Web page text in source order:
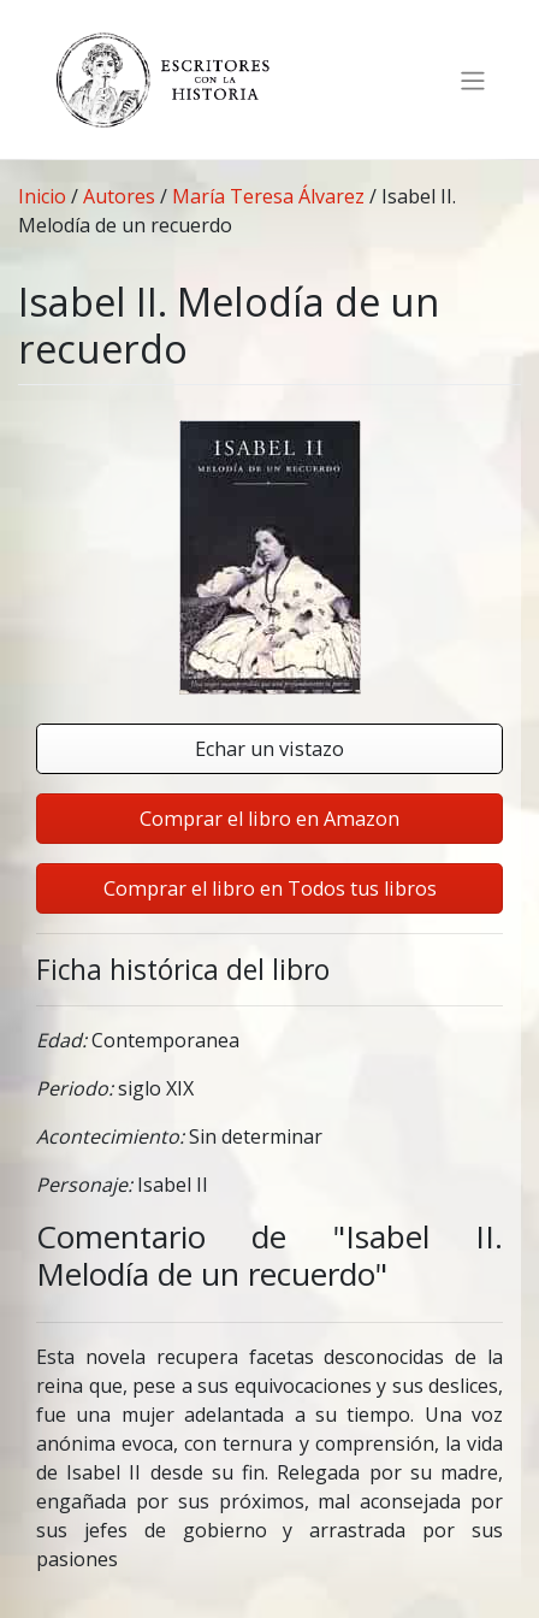
contenido
Inicio /Autores / María Teresa Álvarez / Isabel II.
Melodía de un recuerdo
Isabel II. Melodía de un
recuerdo
Echar un vistazo
Comprar el libro en Amazon
Comprar el libro en Todos tus libros
Ficha histórica del libro
Edad:Contemporanea
Periodo:siglo XIX
Acontecimiento:Sin determinar
Personaje:Isabel II
Comentario de "Isabel II.
Melodía de un recuerdo"
Esta novela recupera facetas desconocidas de la
reina que, pese a sus equivocaciones y sus deslices,
fue una mujer adelantada a su tiempo. Una voz
anónima evoca, con ternura y comprensión, la vida
de Isabel II desde su fin. Relegada por su madre,
engañada por sus próximos, mal aconsejada por
sus jefes de gobierno y arrastrada por sus
pasiones